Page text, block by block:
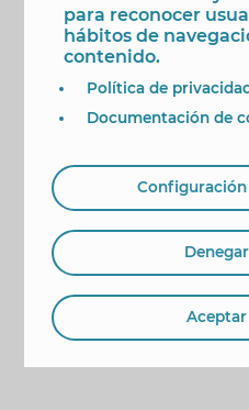
para reconocer
hábitos de
contenido.
Política de privacidad
Documentación de
Configuración